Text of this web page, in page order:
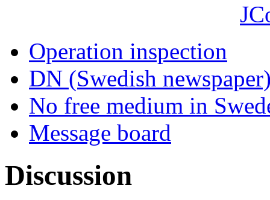
Operation inspection
DN (Swedish
No free medium in
Message board
Discussion